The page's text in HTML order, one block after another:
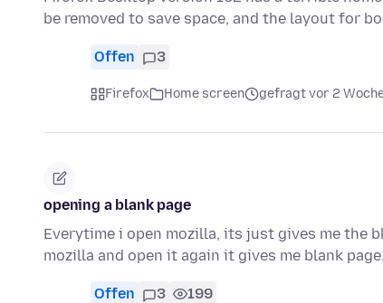
be removed to save space, and the layout for
Offen 3
Firefox Home screen gefragt vor 2
opening a blank page
Everytime i open mozilla, its just gives me the
mozilla and open it again it gives me blank
Offen 3 199